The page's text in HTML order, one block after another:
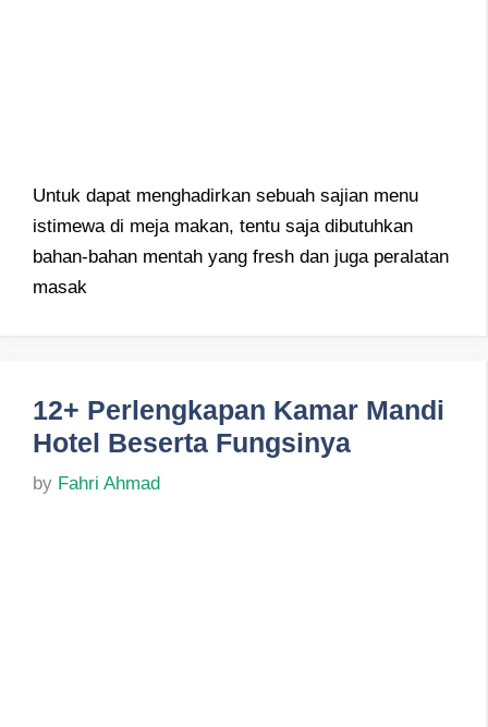
Untuk dapat menghadirkan sebuah sajian menu
istimewa di meja makan, tentu saja dibutuhkan
bahan-bahan mentah yang fresh dan juga peralatan
masak
12+ Perlengkapan Kamar Mandi
Hotel Beserta Fungsinya
by Fahri Ahmad